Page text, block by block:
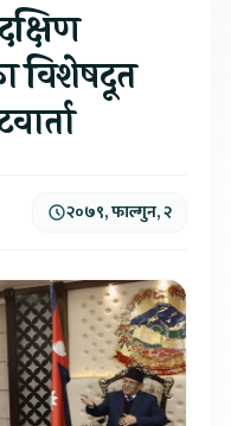
विशेषदूत
२०७९, फाल्गुन, २